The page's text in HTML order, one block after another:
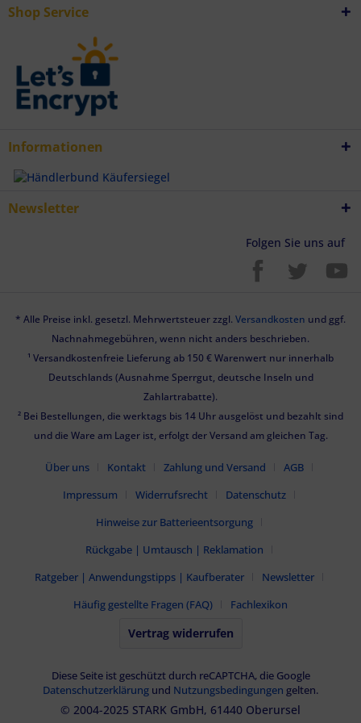
Shop Service
Informationen
Newsletter
Folgen Sie uns auf
* Alle Preise inkl. gesetzl. Mehrwertsteuer zzgl. Versandkosten und ggf.
Nachnahmegebühren, wenn nicht anders beschrieben.
¹ Versandkostenfreie Lieferung ab 150 € Warenwert nur innerhalb
Deutschlands (Ausnahme Sperrgut, deutsche Inseln und
Zahlartrabatte).
² Bei Bestellungen, die werktags bis 14 Uhr ausgelöst und bezahlt sind
und die Ware am Lager ist, erfolgt der Versand am gleichen Tag.
Über uns Kontakt Zahlung und Versand
AGB
Impressum
Widerrufsrecht
Datenschutz
Hinweise zur Batterieentsorgung
Rückgabe | Umtausch | Reklamation
Ratgeber | Anwendungstipps | Kaufberater
Newsletter
Häufig gestellte Fragen (FAQ)
Fachlexikon
Vertrag widerrufen
Diese Seite ist geschützt durch reCAPTCHA, die Google
Datenschutzerklärung und Nutzungsbedingungen gelten.
© 2004-2025 STARK GmbH, 61440 Oberursel